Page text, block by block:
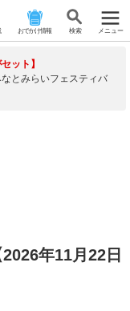
おでかけ情報 検 索 メニュー
ット】
とみらいフェスティバ
年11月22日